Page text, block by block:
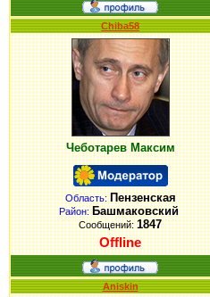
Chiba58
Чеботарев Максим
Область:Пензенская
Район: Башмаковский
Сообщений:1847
Offline
Aniskin